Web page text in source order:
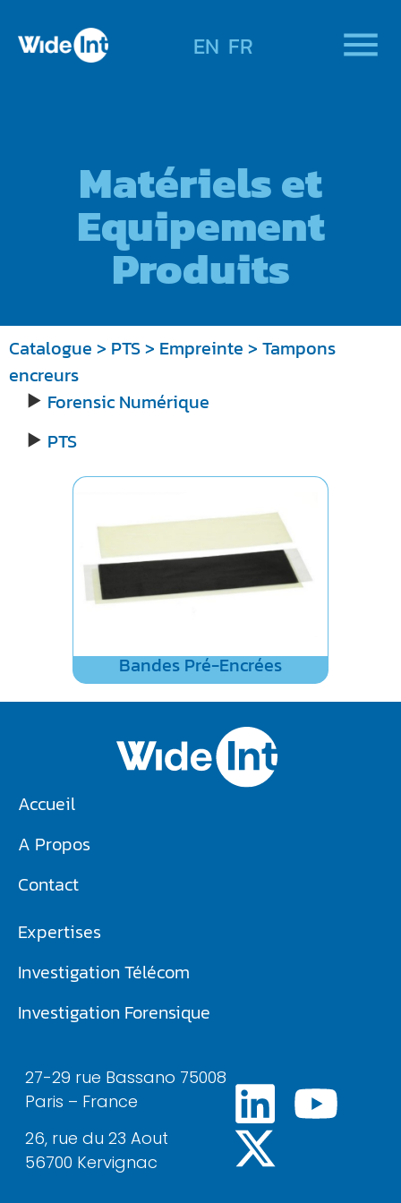
EN FR
Matériels et
Equipement
Produits
Catalogue > PTS> Empreinte > Tampons
encreurs
► Forensic Numérique
► PTS
Bandes Pré-Encrées
Accueil
A Propos
Contact
Expertises
Investigation Télécom​
Investigation Forensique
27-29 rue Bassano 75008
Paris – France
26, rue du 23 Aout
56700 Kervignac